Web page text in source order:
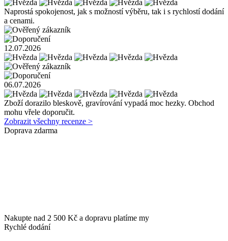
Naprostá spokojenost, jak s možností výběru, tak i s rychlostí dodání
a cenami.
12.07.2026
06.07.2026
Zboží dorazilo bleskově, gravírování vypadá moc hezky. Obchod
mohu vřele doporučit.
Zobrazit všechny recenze >
Doprava zdarma
Nakupte nad 2 500 Kč a dopravu platíme my
Rychlé dodání